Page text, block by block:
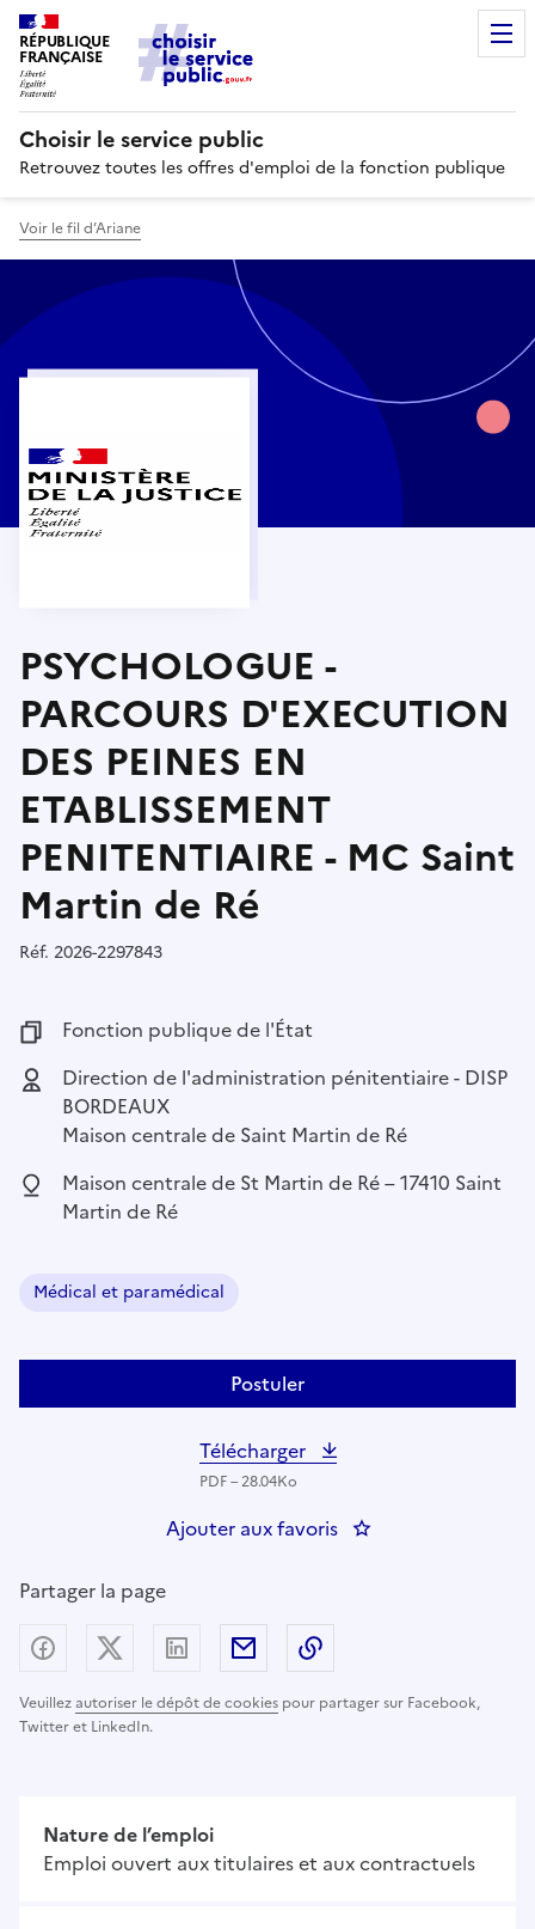
RÉPUBLIQUE
FRANÇAISE
Choisir le service public
Retrouvez toutes les offres d'emploi de la fonction publique
Voir le fil d’Ariane
PSYCHOLOGUE -
PARCOURS D'EXECUTION
DES PEINES EN
ETABLISSEMENT
PENITENTIAIRE - MC Saint
Martin de Ré
Réf. Référence :
2026-2297843
Fonction publique :
Fonction publique de l'État
Employeur :
Direction de l'administration pénitentiaire - DISP
BORDEAUX
Maison centrale de Saint Martin de Ré
Localisation :
Maison centrale de St Martin de Ré – 17410 Saint
Martin de Ré
Domaine :
Médical et paramédical
Postuler
Télécharger
PDF – 28.04Ko
Ajouter aux favoris : PSYCHOLOGUE -
Partager la page
Veuillezautoriser le dépôt de cookies pour partager sur Facebook,
Twitter et LinkedIn.
Partager sur Facebook
Partager sur X (anciennement Twitter) -
Partager sur LinkedIn
Partager par email
Nature de l’emploi
Emploi ouvert aux titulaires et aux contractuels